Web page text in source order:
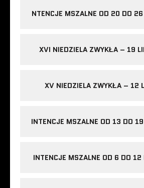
NTENCJE MSZALNE OD 20 DO
XVI NIEDZIELA ZWYKŁA – 19
XV NIEDZIELA ZWYKŁA – 12
INTENCJE MSZALNE OD 13 DO
INTENCJE MSZALNE OD 6 DO